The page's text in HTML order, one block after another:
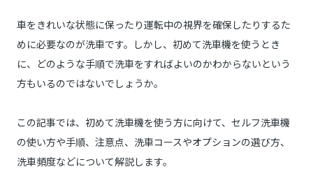
車をきれいな状態に保ったり運転中の視界を確保したりするた
めに必要なのが洗車です。しかし、初めて洗車機を使うとき
に、どのような手順で洗車をすればよいのかわからないという
方もいるのではないでしょうか。
この記事では、初めて洗車機を使う方に向けて、セルフ洗車機
の使い方や手順、注意点、洗車コースやオプションの選び方、
洗車頻度などについて解説します。